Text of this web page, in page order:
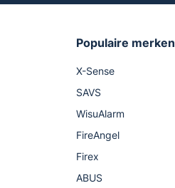
Populaire merken
X-Sense
SAVS
WisuAlarm
FireAngel
Firex
ABUS